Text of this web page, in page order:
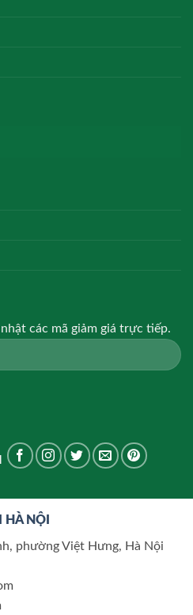
các mã giảm giá trực tiếp.
HÀ NỘI
phường Việt Hưng, Hà Nội